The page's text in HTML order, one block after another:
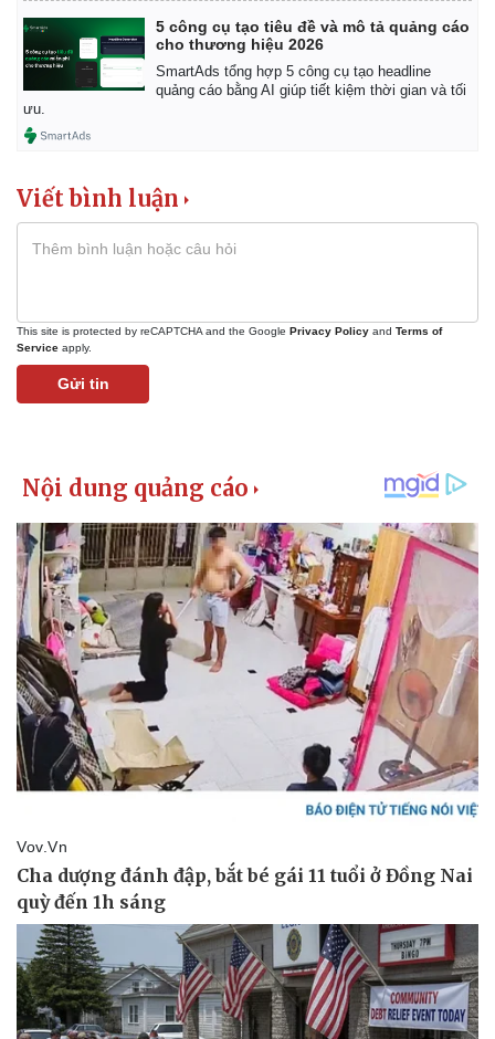
Pháp luật
Tin nóng
Tư vấn luật
Quân sự - Quốc phòng
Vũ khí
Việt Nam
5 công cụ tạo tiêu đề và mô tả quảng cáo
cho thương hiệu 2026
SmartAds tổng hợp 5 công cụ tạo headline
quảng cáo bằng AI giúp tiết kiệm thời gian và tối
ưu.
Viết bình luận
This site is protected by reCAPTCHA and the Google Privacy Policy and Terms of
Service apply.
Gửi tin